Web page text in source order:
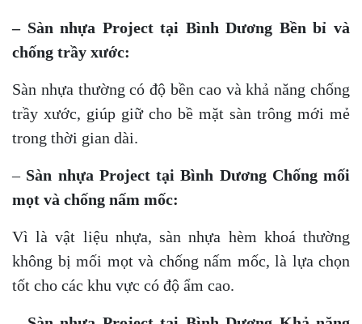
– Sàn nhựa Project tại Bình Dương Bền bỉ và
chống trầy xước:
Sàn nhựa thường có độ bền cao và khả năng chống
trầy xước, giúp giữ cho bề mặt sàn trông mới mẻ
trong thời gian dài.
– Sàn nhựa Project tại Bình Dương Chống mối
mọt và chống nấm mốc:
Vì là vật liệu nhựa, sàn nhựa hèm khoá thường
không bị mối mọt và chống nấm mốc, là lựa chọn
tốt cho các khu vực có độ ẩm cao.